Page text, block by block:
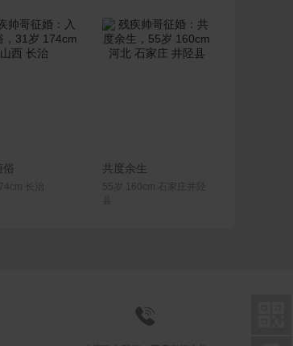
联系Ta
俗
长治
联系Ta
共度余生
55岁 160cm 石家庄井陉
